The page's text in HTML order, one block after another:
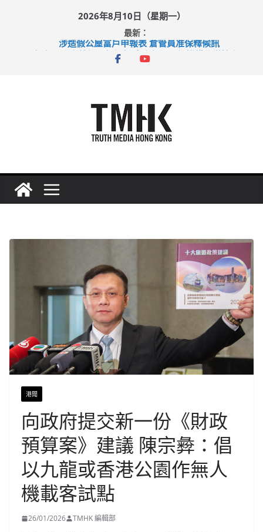
2026年8月10日（星期一）
最新：
涉造假公屋富戶申報表 倉管員准保釋候訊
港聞
向政府提交新一份《財政
預算案》建議 陳宗彜：倡
以九龍或香港公園作無人
機載客試點
26/01/2026 TMHK 編輯部